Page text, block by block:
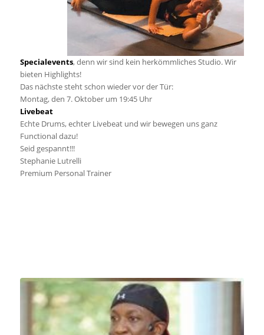
Specialevents, denn wir sind kein herkömmliches Studio. Wir
bieten Highlights!
Das nächste steht schon wieder vor der Tür:
Montag, den 7. Oktober um 19:45 Uhr
Livebeat
Echte Drums, echter Livebeat und wir bewegen uns ganz
Functional dazu!
Seid gespannt!!!
Stephanie Lutrelli
Premium Personal Trainer